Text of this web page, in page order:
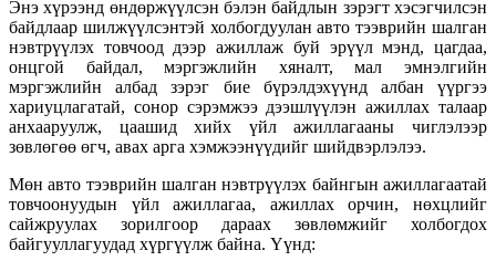
Энэ хүрээнд өндөржүүлсэн бэлэн байдлын зэрэгт хэсэгчилсэн
байдлаар шилжүүлсэнтэй холбогдуулан авто тээврийн шалган
нэвтрүүлэх товчоод дээр ажиллаж буй эрүүл мэнд, цагдаа,
онцгой байдал, мэргэжлийн хяналт, мал эмнэлгийн
мэргэжлийн албад зэрэг бие бүрэлдэхүүнд албан үүргээ
хариуцлагатай, сонор сэрэмжээ дээшлүүлэн ажиллах талаар
анхааруулж, цаашид хийх үйл ажиллагааны чиглэлээр
зөвлөгөө өгч, авах арга хэмжээнүүдийг шийдвэрлэлээ.
Мөн авто тээврийн шалган нэвтрүүлэх байнгын ажиллагаатай
товчоонуудын үйл ажиллагаа, ажиллах орчин, нөхцлийг
сайжруулах зорилгоор дараах зөвлөмжийг холбогдох
байгууллагуудад хүргүүлж байна. Үүнд: